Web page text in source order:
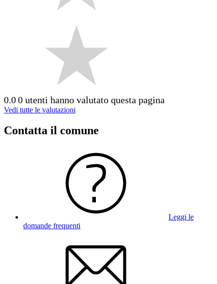
0.00 utenti hanno valutato questa pagina
Vedi tutte le valutazioni
Contatta il comune
Leggi le
domande frequenti